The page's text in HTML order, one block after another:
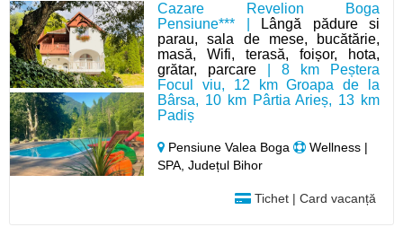
Cazare Revelion Boga
Pensiune*** |
Lângă pădure si
parau, sala de mese, bucătărie,
masă, Wifi, terasă, foișor, hota,
grătar, parcare | 8 km Peștera
Focul viu, 12 km Groapa de la
Bârsa, 10 km Pârtia Arieș, 13 km
Padiș
Pensiune Valea Boga
Wellness |
SPA, Județul Bihor
Tichet | Card vacanță